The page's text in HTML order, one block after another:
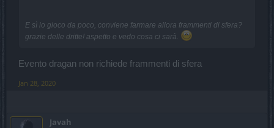
E sì io gioco da poco, conviene farmare allora frammenti di sfera?
grazie delle dritte! aspetto e vedo cosa ci sarà.
Evento dragan non richiede frammenti di sfera
Jan 28, 2020
Javah